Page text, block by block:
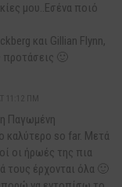
μου..Εσένα ποιό
και Gillian Flynn,
προτάσεις 🙂
Παγωμένη
καλύτερο so far. Μετά
οι ήρωές της πια
τους έρχονται όλα 🙂